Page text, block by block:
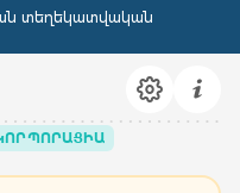
տեղեկատվական